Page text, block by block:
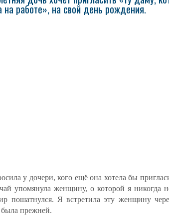
на работе», на свой день рождения.
у дочери, кого ещё она хотела бы
упомянула женщину, о которой я никогда
пошатнулся. Я встретила эту женщину
была прежней.